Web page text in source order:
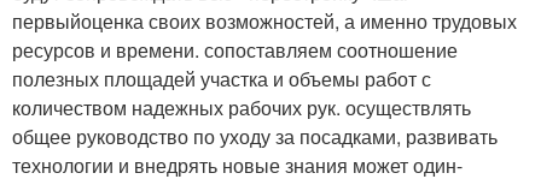
первыйоценка своих возможностей, а именно трудовых
ресурсов и времени. сопоставляем соотношение
полезных площадей участка и объемы работ с
количеством надежных рабочих рук. осуществлять
общее руководство по уходу за посадками, развивать
технологии и внедрять новые знания может один-